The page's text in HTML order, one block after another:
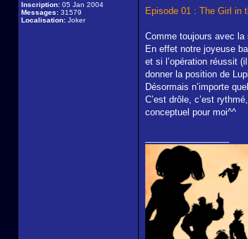
Inscription: 05 Jan 2004
Messages: 31579
Localisation: Joker
Episode 01 : The Girl in
Comme toujours avec
En effet notre joyeuse
et si l’opération réussit
donner la position de
Désormais n’importe
C’est drôle, c’est
conceptuel pour moi^^